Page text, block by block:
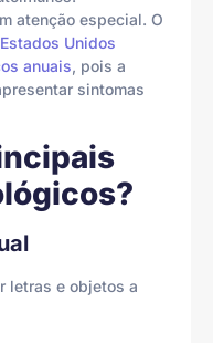
atenção especial. O
Unidos
anuais, pois a
sintomas
letras e objetos a